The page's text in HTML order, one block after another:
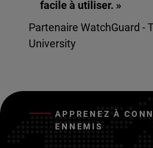
facile à utiliser. »
Partenaire WatchGuard -
University
APPRENEZ À
ENNEMIS